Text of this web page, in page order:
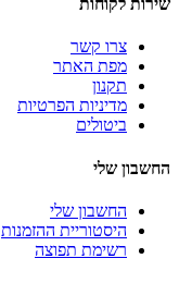
שירות לקוחות
צרו קשר
מפת האתר
תקנון
מדיניות הפרטיות
ביטולים
החשבון שלי
החשבון שלי
היסטוריית ההזמנות
רשימת תפוצה